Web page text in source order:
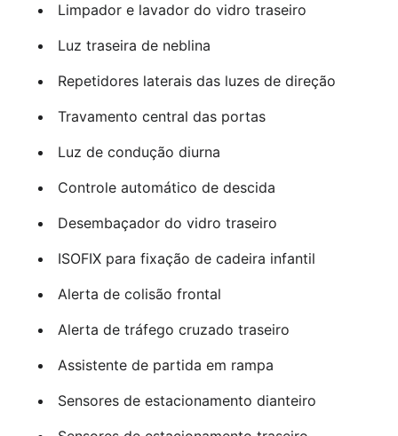
Limpador e lavador do vidro traseiro
Luz traseira de neblina
Repetidores laterais das luzes de direção
Travamento central das portas
Luz de condução diurna
Controle automático de descida
Desembaçador do vidro traseiro
ISOFIX para fixação de cadeira infantil
Alerta de colisão frontal
Alerta de tráfego cruzado traseiro
Assistente de partida em rampa
Sensores de estacionamento dianteiro